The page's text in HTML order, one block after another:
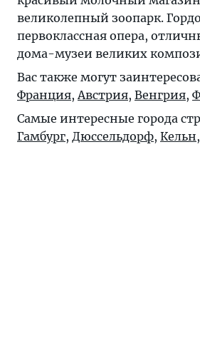
великолепный зоопарк.
первоклассная опера,
дома-музеи великих
Вас также могут
Франция,Австрия, Венгрия,
Самые интересные города
Гамбург, Дюссельдорф, Кельн,